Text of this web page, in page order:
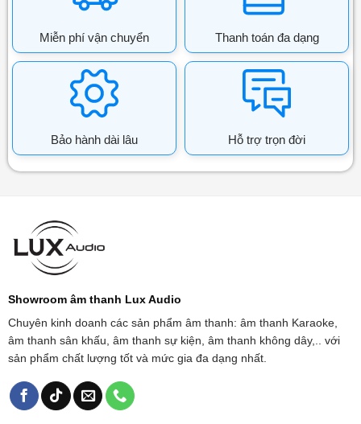
Miễn phí vận chuyển Thanh toán đa dạng
Bảo hành dài lâu Hỗ trợ trọn đời
Showroom âm thanh Lux Audio
Chuyên kinh doanh các sản phẩm âm thanh: âm thanh Karaoke,
âm thanh sân khấu, âm thanh sự kiện, âm thanh không dây,.. với
sản phẩm chất lượng tốt và mức gia đa dạng nhất.